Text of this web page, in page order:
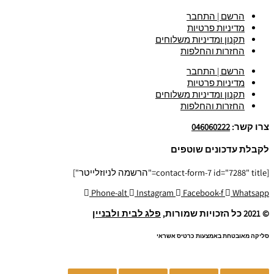
הרשם | התחבר
מדיניות פרטיות
תקנון ומדיניות משלוחים
החזרות והחלפות
הרשם | התחבר
מדיניות פרטיות
תקנון ומדיניות משלוחים
החזרות והחלפות
צרו קשר: 046060222
לקבלת עדכונים שוטפים
[contact-form-7 id="7288" title="הרשמה לניוזלייטר"]
Phone-alt
Instagram Facebook-f
Whatsapp
© 2021 כל הזכויות שמורות,
פלג לבית ולבניין
סליקה מאובטחת באמצעות כרטיס אשראי